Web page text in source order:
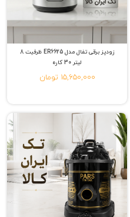
زودپز برقی تفال مدل ER6625 ظرفیت 8
لیتر 30 کاره
15,650,000 تومان